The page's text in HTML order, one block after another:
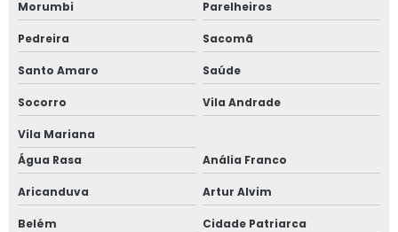
Fornecedor de janela anti ruído
Fornecedor de janela sobreposta
Fornecedor de janela sobreposta de correr
Fornecedor de janela sobreposta de giro
Fornecedor de janela vidro multilaminado
Fornecedor de janela vidro triplo
Morumbi Parelheiros
Pedreira Sacomã
Santo Amaro Saúde
Socorro Vila Andrade
Vila Mariana
Água Rasa
Anália Franco
Aricanduva Artur Alvim
Belém Cidade Patriarca